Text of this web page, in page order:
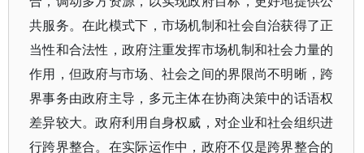
共服务。在此模式下，市场机制和社会自治获得了正
当性和合法性，政府注重发挥市场机制和社会力量的
作用，但政府与市场、社会之间的界限尚不明晰，跨
界事务由政府主导，多元主体在协商决策中的话语权
差异较大。政府利用自身权威，对企业和社会组织进
行跨界整合。在实际运作中，政府不仅是跨界整合的